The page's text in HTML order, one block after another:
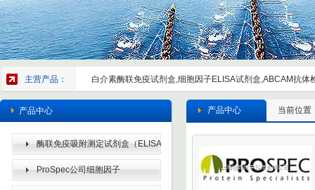
主营产品： 白介素酶联免疫试剂盒,细胞因子ELISA试剂盒,ABCAM抗体
产品中心
酶联免疫吸附测定试剂盒（ELISA
KIT） ProSpec公司细胞因子
当前位置
产品中心